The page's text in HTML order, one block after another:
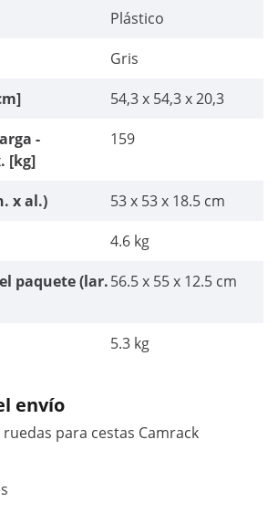
Plástico
Gris
54,3 x 54,3 x 20,3
-
[kg]
159
x al.)
53 x 53 x 18.5 cm
4.6 kg
paquete (lar.56.5 x 55 x 12.5 cm
5.3 kg
envío
para cestas Camrack